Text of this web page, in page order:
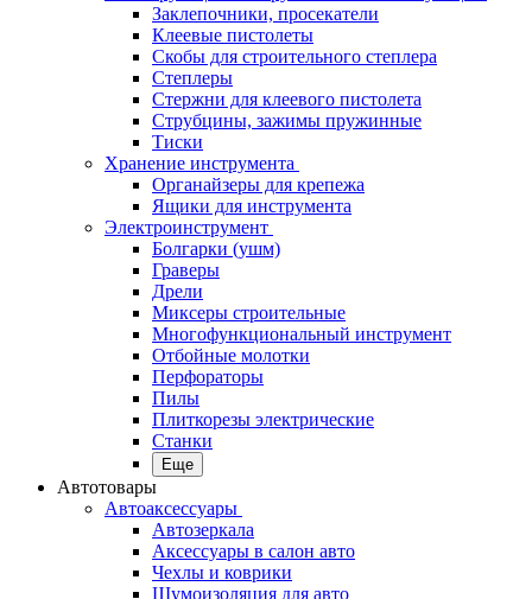
Заклепочники, просекатели
Клеевые пистолеты
Скобы для строительного степлера
Степлеры
Стержни для клеевого пистолета
Струбцины, зажимы пружинные
Тиски
Хранение инструмента
Органайзеры для крепежа
Ящики для инструмента
Электроинструмент
Болгарки (ушм)
Граверы
Дрели
Миксеры строительные
Многофункциональный инструмент
Отбойные молотки
Перфораторы
Пилы
Плиткорезы электрические
Станки
Еще
Автотовары
Автоаксессуары
Автозеркала
Аксессуары в салон авто
Чехлы и коврики
Шумоизоляция для авто